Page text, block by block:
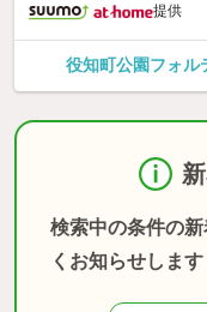
提供
役知町公園フォル
検索中の条件の
くお知らせします